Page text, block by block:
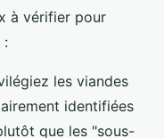
à vérifier pour
:
les viandes
identifiées
que les "sous-